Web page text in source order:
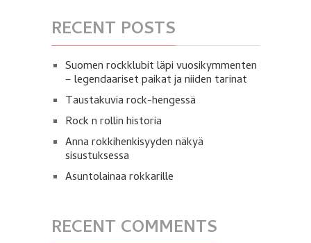
RECENT POSTS
Suomen rockklubit läpi vuosikymmenten
– legendaariset paikat ja niiden tarinat
Taustakuvia rock-hengessä
Rock n rollin historia
Anna rokkihenkisyyden näkyä
sisustuksessa
Asuntolainaa rokkarille
RECENT COMMENTS